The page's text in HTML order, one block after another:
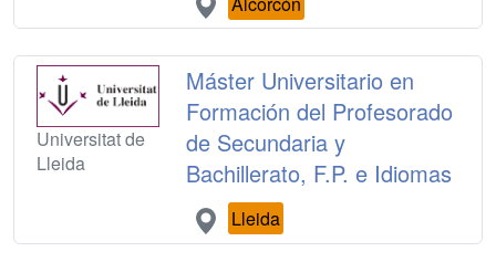
Universitat de
Lleida
Máster Universitario en
Formación del Profesorado
de Secundaria y
Bachillerato, F.P. e Idiomas
Lleida